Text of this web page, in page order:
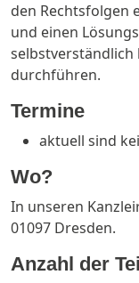
den Rechtsfolgen
und einen
selbstverständlich
durchführen.
Termine
aktuell sind
Wo?
In unseren
01097 Dresden.
Anzahl der